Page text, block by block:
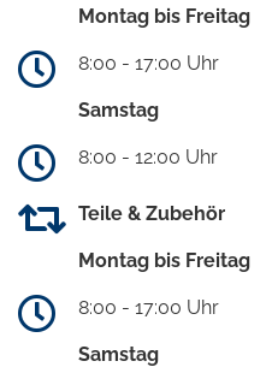
Montag bis Freitag
8:00 - 17:00 Uhr
Samstag
8:00 - 12:00 Uhr
Teile & Zubehör
Montag bis Freitag
8:00 - 17:00 Uhr
Samstag